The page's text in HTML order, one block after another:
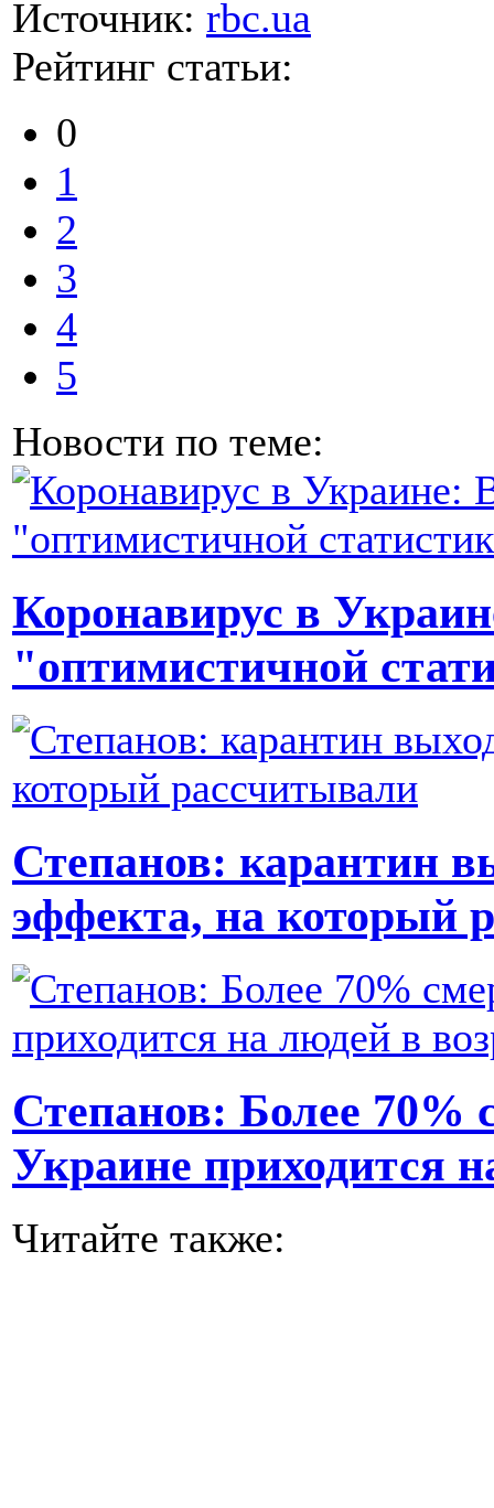
Источник: rbc.ua
Рейтинг статьи:
0
1
2
3
4
5
Новости по теме:
Коронавирус в
"оптимистичной
Степанов: карантин
эффекта, на который
Степанов: Более 70%
Украине приходится
Читайте также: